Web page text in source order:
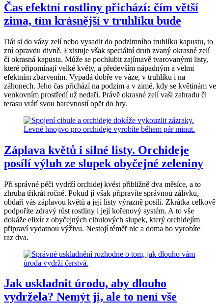
Čas efektní rostliny přichází: čím větší
zima, tím krásnější v truhlíku bude
Dát si do vázy zelí nebo vysadit do podzimního truhlíku kapustu, to
zní opravdu divně. Existuje však speciální druh zvaný okrasné zelí
či okrasná kapusta. Může se pochlubit zajímavě tvarovanými listy,
které připomínají velké květy, a především nápadným a velmi
efektním zbarvením. Vypadá dobře ve váze, v truhlíku i na
záhonech. Jeho čas přichází na podzim a v zimě, kdy se květinám ve
venkovním prostředí už nedaří. Právě okrasné zelí vaši zahradu či
terasu vrátí svou barevností opět do hry.
Záplava květů i silné listy. Orchideje
posílí výluh ze slupek obyčejné zeleniny
Při správné péči vydrží orchidej kvést přibližně dva měsíce, a to
zhruba třikrát ročně. Pokud jí však připravíte správnou zálivku,
obdaří vás záplavou květů a její listy výrazně posílí. Zkrátka celkově
podpoříte zdravý růst rostliny i její kořenový systém. A to vše
dokáže elixír z obyčejných cibulových slupek, který orchidejím
připraví vydatnou výživu. Nestojí téměř nic a doma ho vyrobíte
raz dva.
Jak uskladnit úrodu, aby dlouho
vydržela? Nemýt ji, ale to není vše